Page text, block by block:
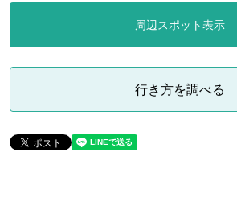
周辺スポット表示
行き方を調べる